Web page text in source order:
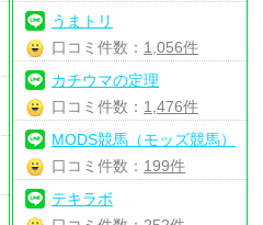
うまトリ
口コミ件数： 1,056件
カチウマの定理
口コミ件数： 1,476件
MODS競馬（モッズ競馬）
口コミ件数： 199件
テキラボ